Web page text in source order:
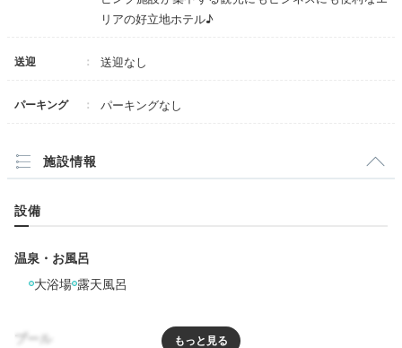
夜ご飯の買い出しに南京町の中華街へ。「嘉鴻」で豚ま
戸コロッケ元町本店」をテイクアウト！
Spa
19:00
手足を伸ばせる開放感
ホスピタリティは悪くなく、立地もよく、部屋も１人であれば十
リアの好立地ホテル♪
送迎 送迎なし
パーキング パーキングなし
施設情報
設備
温泉・お風呂
大浴場 露天風呂
プール